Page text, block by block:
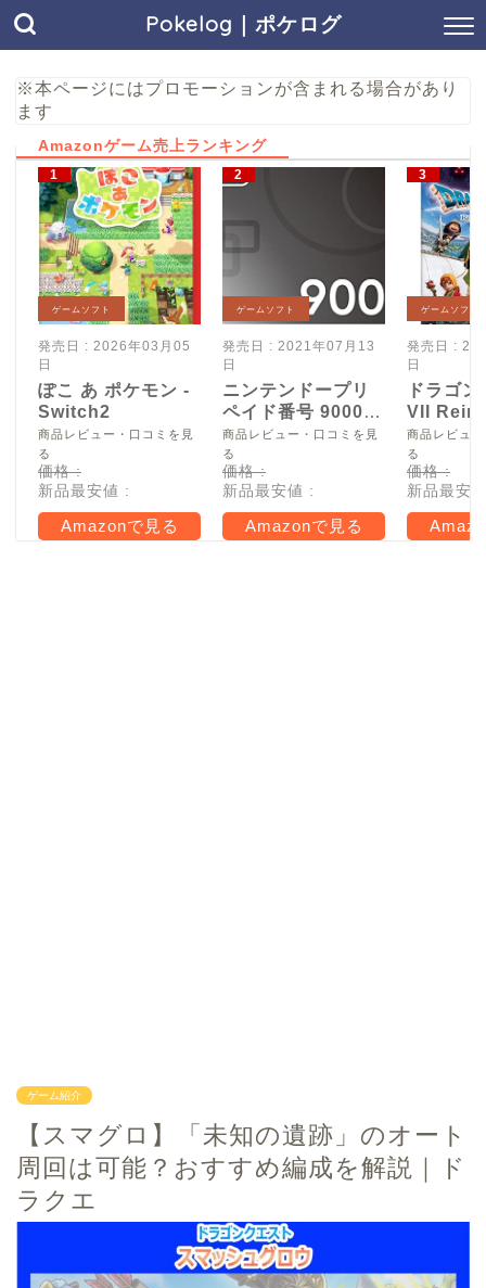
Pokelog｜ポケログ
※本ページにはプロモーションが含まれる場合があり
ます
Amazonゲーム売上ランキング
ゲームソフト
発売日 : 2026年03月05
日
ぽこ あ ポケモン -
Switch2
商品レビュー・口コミを見
る
価格 :
新品最安値 :
Amazonで見る
ゲームソフト
発売日 : 2021年07月13
日
ニンテンドープリ
ペイド番号 9000
円|オンラインコー
ド版
商品レビュー・口コミを見
る
価格 :
新品最安値 :
Amazonで見る
ゲームソフト
発売日 :
日
ドラゴ
VII
Switch2
商品レビュ
る
価格 :
新品最安
ゲーム紹介
【スマグロ】「未知の遺跡」のオート
周回は可能？おすすめ編成を解説｜ド
ラクエ